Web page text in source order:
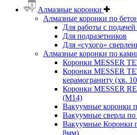
Алмазные коронки
Алмазные коронки по
Для работы с
Для подразетников
Для «сухого»
Алмазные коронки по
Коронки MESSER
Коронки MESSER
керамограниту (хв.
Коронки MESSER
(М14)
Вакуумные коронки
Вакуумные сверла
Вакуумные Коронки
8мм)